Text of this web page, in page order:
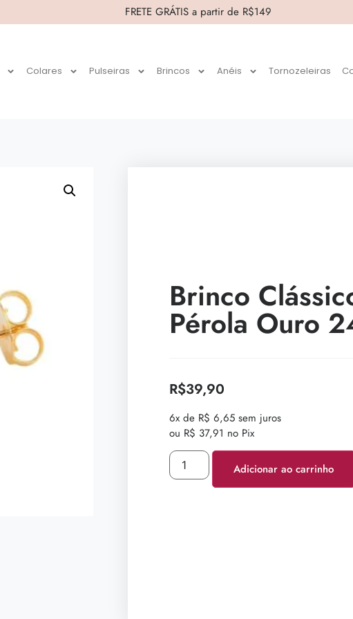
FRETE GRÁTIS a partir de R$149
Colares Pulseiras Brincos Anéis Tornozeleiras
Brinco
Pérola Ouro
R$39,90
6x de R$ 6,65 sem juros
ou R$ 37,91 no Pix
Adicionar ao carrinho